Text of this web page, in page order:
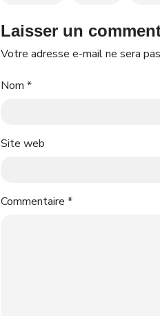
Laisser un
Votre adresse e-mail ne sera
Nom *
Site web
Commentaire *